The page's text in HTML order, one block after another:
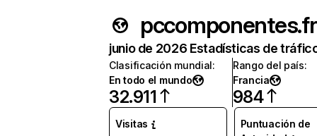
pccomponentes.fr
junio de 2026 Estadísticas de
Clasificación mundial:
En todo el mundo
32.911
Rango del país:
Francia
984
Visitas
Puntuación de